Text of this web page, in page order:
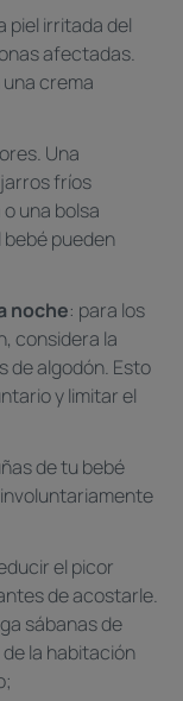
piel irritada del
afectadas.
crema
Una
fríos
una bolsa
pueden
noche: para los
considera la
de algodón. Esto
y limitar el
de tu bebé
el picor
de acostarle.
sábanas de
la habitación